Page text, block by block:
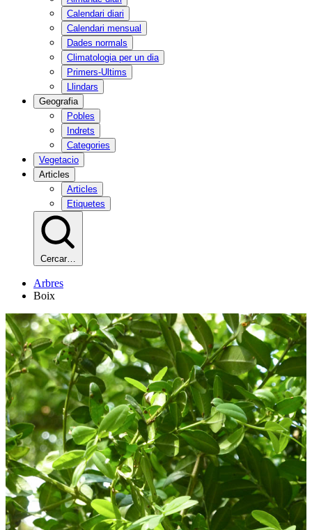
Calendari diari
Calendari mensual
Dades normals
Climatologia per un dia
Primers-Ultims
Llindars
Geografia
Pobles
Indrets
Categories
Vegetacio
Articles
Articles
Etiquetes
Cercar…
Arbres
Boix